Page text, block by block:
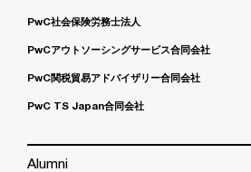
PwC社会保険労務士法人
PwCアウトソーシングサービス合同会社
PwC関税貿易アドバイザリー合同会社
PwC TS Japan合同会社
Alumni